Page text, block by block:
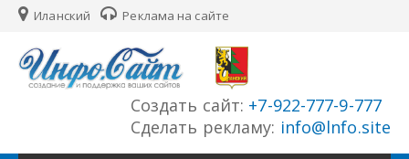
Иланский Реклама на сайте
Создать сайт: +7-922-777-9-777
Сделать рекламу: info@lnfo.site